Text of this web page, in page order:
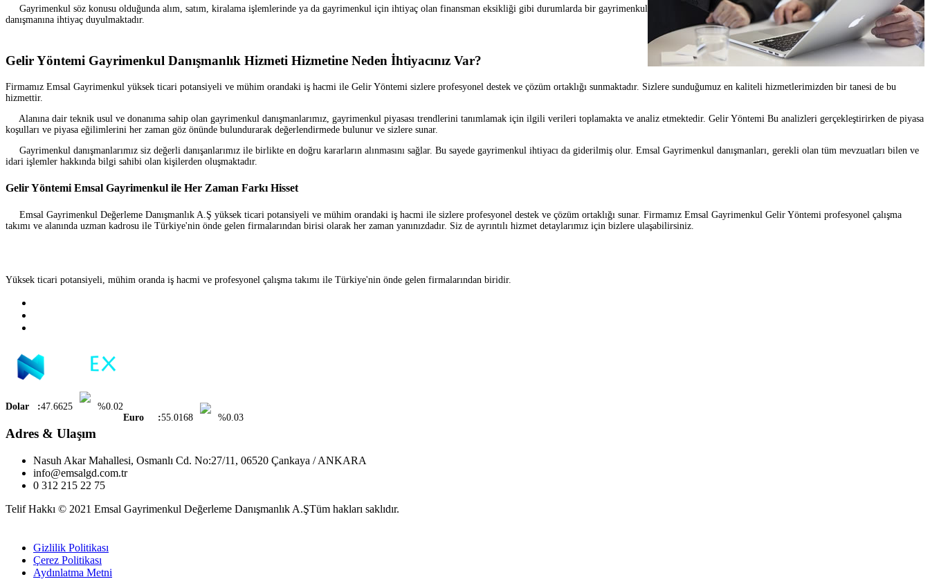
Gayrimenkul söz konusu olduğunda alım, satım, kiralama işlemlerinde ya da gayrimenkul için ihtiyaç olan finansman eksikliği gibi durumlarda bir gayrimenkul
danışmanına ihtiyaç duyulmaktadır.
Gelir Yöntemi Gayrimenkul Danışmanlık Hizmeti Hizmetine Neden İhtiyacınız Var?
Firmamız Emsal Gayrimenkul yüksek ticari potansiyeli ve mühim orandaki iş hacmi ile Gelir Yöntemi sizlere profesyonel destek ve çözüm ortaklığı sunmaktadır. Sizlere sunduğumuz en kaliteli hizmetlerimizden bir tanesi de bu
hizmettir.
Alanına dair teknik usul ve donanıma sahip olan gayrimenkul danışmanlarımız, gayrimenkul piyasası trendlerini tanımlamak için ilgili verileri toplamakta ve analiz etmektedir. Gelir Yöntemi Bu analizleri gerçekleştirirken de piyasa
koşulları ve piyasa eğilimlerini her zaman göz önünde bulundurarak değerlendirmede bulunur ve sizlere sunar.
Gayrimenkul danışmanlarımız siz değerli danışanlarımız ile birlikte en doğru kararların alınmasını sağlar. Bu sayede gayrimenkul ihtiyacı da giderilmiş olur. Emsal Gayrimenkul danışmanları, gerekli olan tüm mevzuatları bilen ve
idari işlemler hakkında bilgi sahibi olan kişilerden oluşmaktadır.
Gelir Yöntemi Emsal Gayrimenkul ile Her Zaman Farkı Hisset
Emsal Gayrimenkul Değerleme Danışmanlık A.Ş yüksek ticari potansiyeli ve mühim orandaki iş hacmi ile sizlere profesyonel destek ve çözüm ortaklığı sunar. Firmamız Emsal Gayrimenkul Gelir Yöntemi profesyonel çalışma
takımı ve alanında uzman kadrosu ile Türkiye'nin önde gelen firmalarından birisi olarak her zaman yanınızdadır. Siz de ayrıntılı hizmet detaylarımız için bizlere ulaşabilirsiniz.
Yüksek ticari potansiyeli, mühim oranda iş hacmi ve profesyonel çalışma takımı ile Türkiye'nin önde gelen firmalarından biridir.
Dolar :47.6625
%0.02
Euro :55.0168 %0.03
Adres & Ulaşım
Nasuh Akar Mahallesi, Osmanlı Cd. No:27/11, 06520 Çankaya / ANKARA
info@emsalgd.com.tr
0 312 215 22 75
Telif Hakkı © 2021 Emsal Gayrimenkul Değerleme Danışmanlık A.ŞTüm hakları saklıdır.
Gizlilik Politikası
Çerez Politikası
Aydınlatma Metni